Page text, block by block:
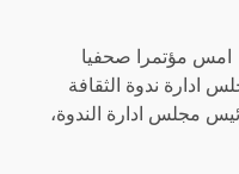
امس مؤتمرا صحفيا
ادارة ندوة الثقافة
مجلس ادارة الندوة،